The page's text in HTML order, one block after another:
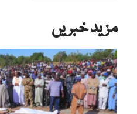
مزید خبریں